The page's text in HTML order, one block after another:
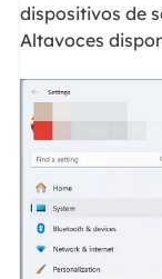
dispositivos de
Altavoces